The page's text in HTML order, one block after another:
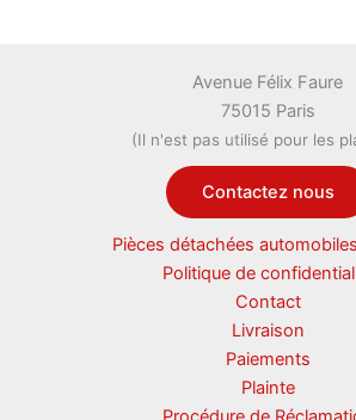
Avenue Félix Faure
75015 Paris
(Il n'est pas utilisé pour les
Contactez nous
Pièces détachées
Politique de
Contact
Livraison
Paiements
Plainte